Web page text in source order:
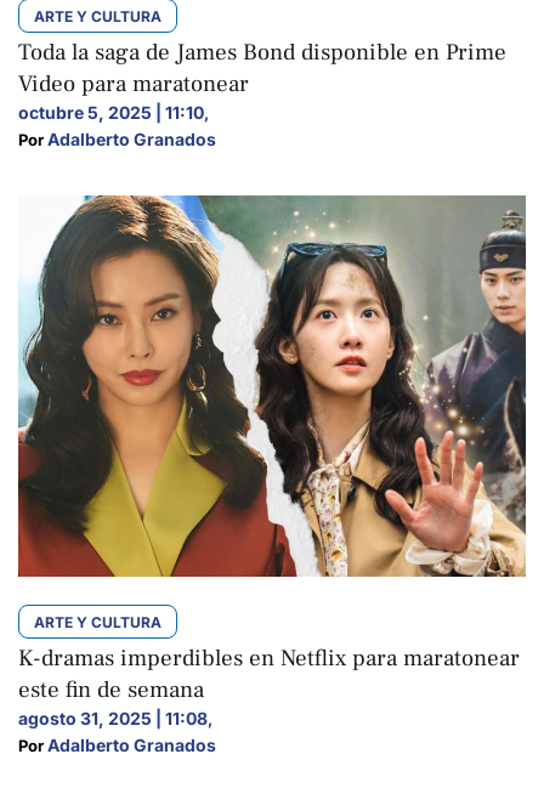
ARTE Y CULTURA
Toda la saga de James Bond disponible en Prime
Video para maratonear
octubre 5, 2025 | 11:10,
Por Adalberto Granados
ARTE Y CULTURA
K-dramas imperdibles en Netflix para maratonear
este fin de semana
agosto 31, 2025 | 11:08,
Por Adalberto Granados